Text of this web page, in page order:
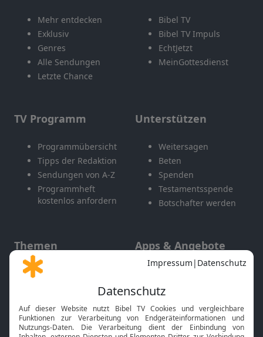
Mehr entdecken
Exklusiv
Genres
Alle Sendungen
Letzte Chance
Bibel TV
Bibel TV Impuls
EchtJetzt
MeinGottesdienst
TV Programm
Programmübersicht
Tipps der Redaktion
Sendungen von A-Z
Programmheft
kostenlos anfordern
Unterstützen
Weitersagen
Beten
Spenden
Testamentsspende
Botschafter werden
Themen
Gott und Bibel erklärt
Neuigkeiten
Apps & Angebote
Mobile App
Smart TV
HbbTV